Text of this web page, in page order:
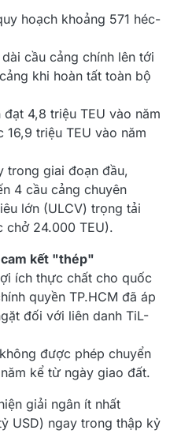
hoạch khoảng 571 héc-
cầu cảng chính lên tới
khi hoàn tất toàn bộ
4,8 triệu TEU vào năm
triệu TEU vào năm
trong giai đoạn đầu,
4 cầu cảng chuyên
lớn (ULCV) trọng tải
chở 24.000 TEU).
kết "thép"
ích thực chất cho quốc
quyền TP.HCM đã áp
đối với liên danh TiL-
được phép chuyển
kể từ ngày giao đất.
giải ngân ít nhất
USD) ngay trong thập kỷ